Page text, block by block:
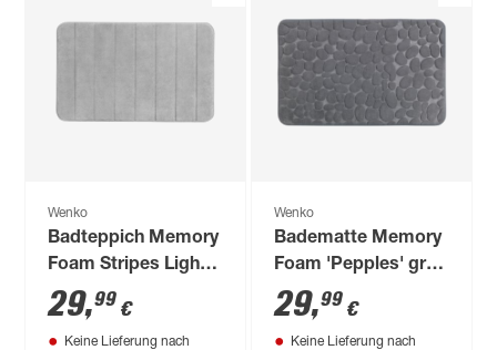
Wenko
Badteppich Memory
Foam Stripes Light
Grey 50 x 80 cm
29,99 €
Keine Lieferung nach
Wenko
Badematte Memory
Foam 'Pepples' grau
50 x 80 cm
29,99 €
Keine Lieferung nach